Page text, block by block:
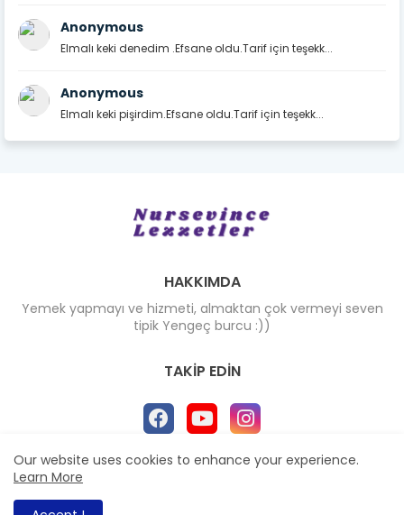
Anonymous
Elmalı keki denedim .Efsane oldu.Tarif için teşekk...
Anonymous
Elmalı keki pişirdim.Efsane oldu.Tarif için teşekk...
HAKKIMDA
Yemek yapmayı ve hizmeti, almaktan çok vermeyi seven
tipik Yengeç burcu :))
TAKIP EDIN
Our website uses cookies to enhance your experience.
Learn More